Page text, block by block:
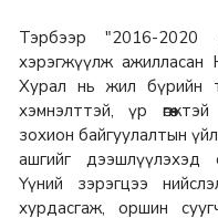
Тэрбээр "2016-2020
хэрэгжүүлж ажилласан
Хурал нь жил бүрийн
хэмнэлттэй, үр
зохион байгуулалтын
ашгийг дээшлүүлэхэд
Үүний зэрэгцээ
хурдасгаж, оршин